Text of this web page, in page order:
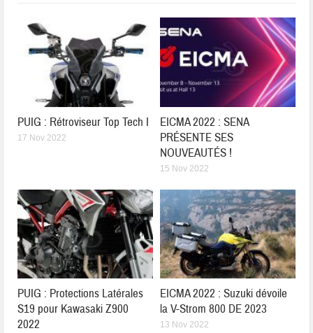
PUIG : Rétroviseur Top Tech I
17 Nov 2022
EICMA 2022 : SENA
PRÉSENTE SES
NOUVEAUTÉS !
15 Nov 2022
PUIG : Protections Latérales
S19 pour Kawasaki Z900
2022
EICMA 2022 : Suzuki dévoile
la V-Strom 800 DE 2023
13 Nov 2022